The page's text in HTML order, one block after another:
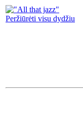
Peržiūrėti visu dydžiu